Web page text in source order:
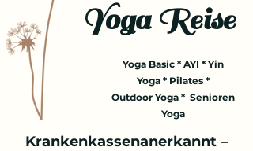
Yoga Reise
Yoga Basic * AYI * Yin
Yoga * Pilates *
Outdoor Yoga * Senioren
Yoga
Krankenkassenanerkannt –